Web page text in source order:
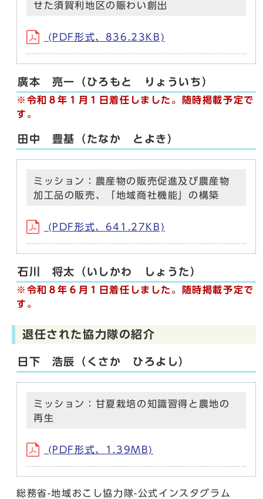
せた須賀利地区の賑わい創出
(PDF形式、836.23KB)
廣本 亮一（ひろもと りょういち）
※令和８年１月１日着任しました。随時掲載予定で
す。
田中 豊基（たなか とよき）
ミッション：農産物の販売促進及び農産物
加工品の販売、「地域商社機能」の構築
(PDF形式、641.27KB)
石川 将太（いしかわ しょうた）
※令和８年６月１日着任しました。随時掲載予定で
す。
退任された協力隊の紹介
日下 浩辰（くさか ひろよし）
ミッション：甘夏栽培の知識習得と農地の
再生
(PDF形式、1.39MB)
総務省-地域おこし協力隊-公式インスタグラム